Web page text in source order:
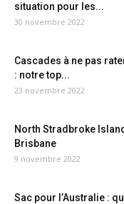
situation pour les...
30 novembre 2022
Cascades à ne pas
: notre top...
23 novembre 2022
North Stradbroke
Brisbane
9 novembre 2022
Sac pour l’Australie :